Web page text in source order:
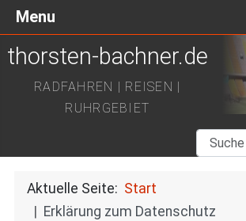
thorsten-bachner.de
RADFAHREN | REISEN |
RUHRGEBIET
Suchen
Aktuelle Seite: Start
Erklärung zum Datenschutz
Menu